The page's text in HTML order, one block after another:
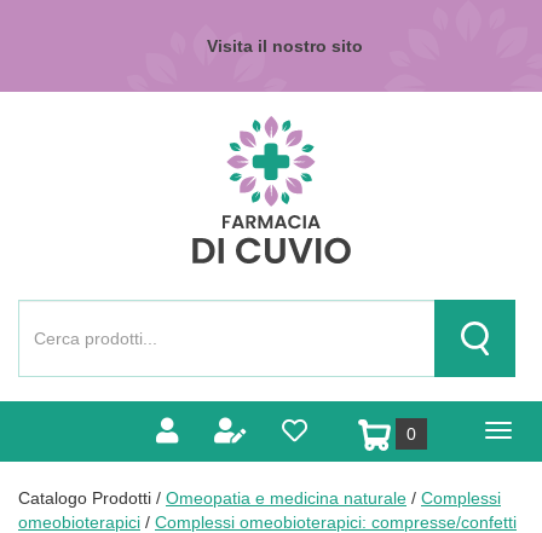
Visita il nostro sito
Prodotto
Cerca
0prodotti
inseriti
Catalogo Prodotti / Omeopatia e medicina naturale / Complessi
omeobioterapici / Complessi omeobioterapici: compresse/confetti